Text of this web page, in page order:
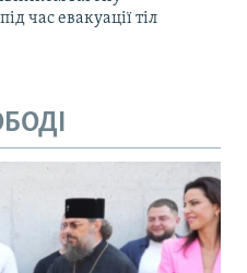
час евакуації тіл